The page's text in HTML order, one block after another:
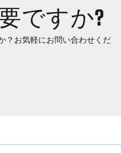
ですか?
？お気軽にお問い合わせくだ